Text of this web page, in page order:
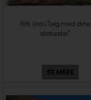
106. lod i "Leg med dine
stofrester"
SE MERE